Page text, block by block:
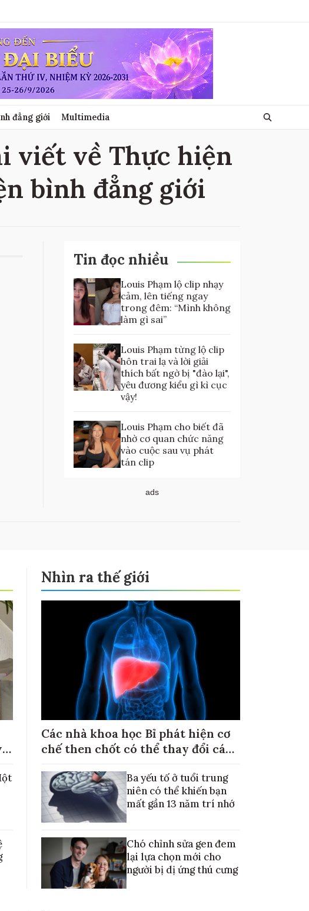
đẳng giới Multimedia
viết về Thực hiện
bình đẳng giới
Tin đọc nhiều
Louis Phạm lộ clip nhạy
cảm, lên tiếng ngay
trong đêm: “Mình không
làm gì sai”
Louis Phạm từng lộ clip
hôn trai lạ và lời giải
thích bất ngờ bị "đào lại",
yêu đương kiểu gì kì cục
vậy!
Louis Phạm cho biết đã
nhờ cơ quan chức năng
vào cuộc sau vụ phát
tán clip
ads
Nhìn ra thế giới
Các nhà khoa học Bỉ phát hiện cơ
chế then chốt có thể thay đổi cách
Ba yếu tố ở tuổi trung
niên có thể khiến bạn
mất gần 13 năm trí nhớ
Chó chỉnh sửa gen đem
lại lựa chọn mới cho
người bị dị ứng thú cưng